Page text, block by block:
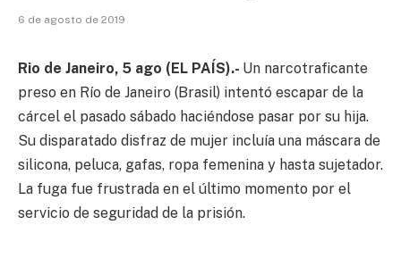
6 de agosto de 2019
Rio de Janeiro, 5 ago (EL PAÍS).- Un narcotraficante
preso en Río de Janeiro (Brasil) intentó escapar de la
cárcel el pasado sábado haciéndose pasar por su hija.
Su disparatado disfraz de mujer incluía una máscara de
silicona, peluca, gafas, ropa femenina y hasta sujetador.
La fuga fue frustrada en el último momento por el
servicio de seguridad de la prisión.